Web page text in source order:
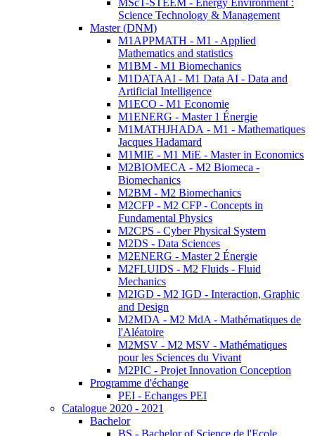
MScT-STEEM - Energy Environment :
Science Technology & Management
Master (DNM)
M1APPMATH - M1 - Applied
Mathematics and statistics
M1BM - M1 Biomechanics
M1DATAAI - M1 Data AI - Data and
Artificial Intelligence
M1ECO - M1 Economie
M1ENERG - Master 1 Énergie
M1MATHJHADA - M1 - Mathematiques
Jacques Hadamard
M1MIE - M1 MiE - Master in Economics
M2BIOMECA - M2 Biomeca -
Biomechanics
M2BM - M2 Biomechanics
M2CFP - M2 CFP - Concepts in
Fundamental Physics
M2CPS - Cyber Physical System
M2DS - Data Sciences
M2ENERG - Master 2 Énergie
M2FLUIDS - M2 Fluids - Fluid
Mechanics
M2IGD - M2 IGD - Interaction, Graphic
and Design
M2MDA - M2 MdA - Mathématiques de
l'Aléatoire
M2MSV - M2 MSV - Mathématiques
pour les Sciences du Vivant
M2PIC - Projet Innovation Conception
Programme d'échange
PEI - Echanges PEI
Catalogue 2020 - 2021
Bachelor
BS - Bachelor of Science de l'Ecole